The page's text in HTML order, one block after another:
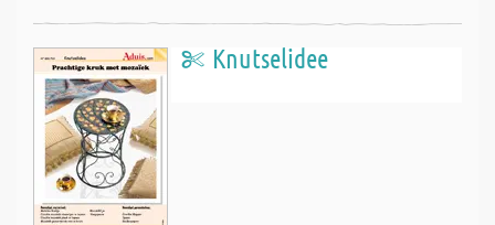
Knutselidee